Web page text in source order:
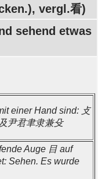
vergl.看)
sehend etwas
einer Hand sind: 攴
尹君聿隶兼殳
Auge 目 auf
Sehen. Es wurde